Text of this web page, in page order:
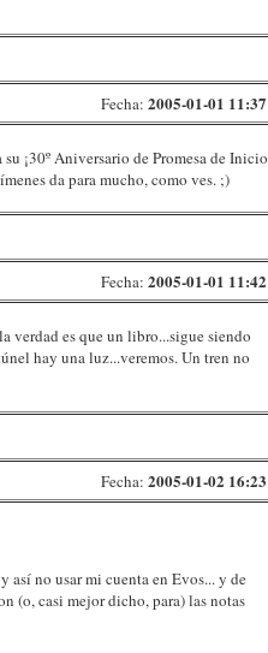
Fecha: 2005-01-01 11:37
¡30º Aniversario de Promesa de Inicio
da para mucho, como ves. ;)
Fecha: 2005-01-01 11:42
verdad es que un libro...sigue siendo
hay una luz...veremos. Un tren no
Fecha: 2005-01-02 16:23
así no usar mi cuenta en Evos... y de
(o, casi mejor dicho, para) las notas